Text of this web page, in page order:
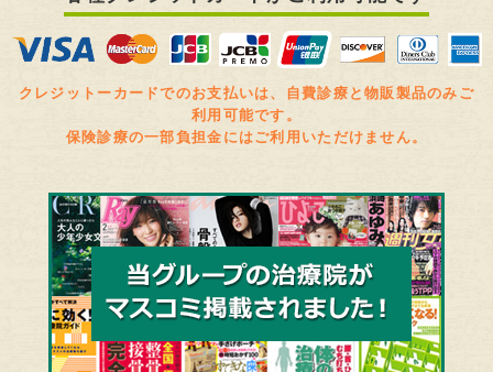
クレジットーカードでのお支払いは、自費診療と物販製品のみご
利用可能です。
保険診療の一部負担金にはご利用いただけません。